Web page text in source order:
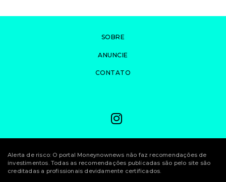
SOBRE
ANUNCIE
CONTATO
Alerta de risco: O portal Moneynownews não faz recomendações de
investimentos. Todas as recomendações publicadas são pelo site são
creditadas a profissionais devidamente certificados.